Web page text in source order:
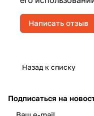
Написать отзыв
Назад к списку
Подписаться на